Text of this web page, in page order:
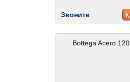
Звоните
Bottega Acero